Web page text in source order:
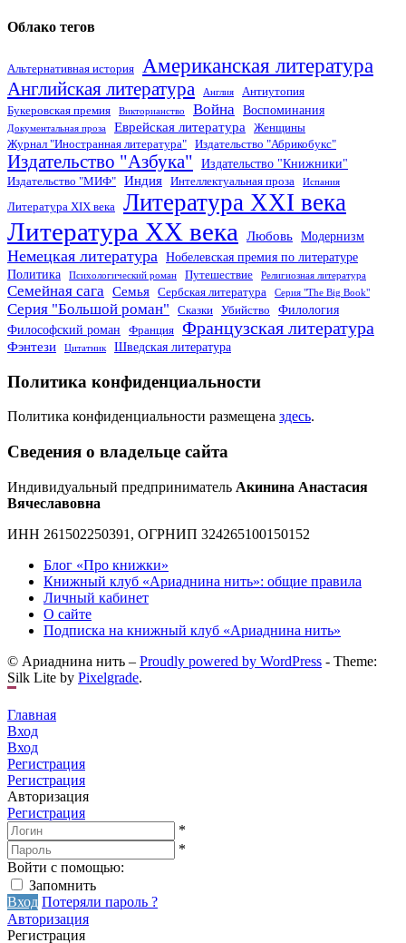
Облако тегов
Альтернативная история Американская литература
Английская литература Англия
Антиутопия
Букеровская премия
Викторианство Война Воспоминания
Документальная проза Еврейская литература
Женщины
Журнал "Иностранная литература"
Издательство "Абрикобукс"
Издательство "Азбука" Издательство "Книжники"
Издательство "МИФ" Индия Интеллектуальная проза Испания
Литература XIX века Литература XXI века
Литература XX века Любовь Модернизм
Немецкая литература
Нобелевская премия по литературе
Политика
Психологический роман Путешествие Религиозная литература
Семейная сага Семья Сербская литература Серия "The Big Book"
Серия "Большой роман" Сказки Убийство
Филология
Философский роман
Франция Французская литература
Фэнтези Цитатник Шведская литература
Политика конфиденциальности
Политика конфиденциальности размещена здесь.
Сведения о владельце сайта
Индивидуальный предприниматель Акинина Анастасия
Вячеславовна
ИНН 261502250391, ОГРНИП 324265100150152
Блог «Про книжки»
Книжный клуб «Ариаднина нить»: общие правила
Личный кабинет
О сайте
Подписка на книжный клуб «Ариаднина нить»
© Ариаднина нить – Proudly powered by WordPress - Theme:
Silk Lite by Pixelgrade.
Главная
Вход
Вход
Регистрация
Регистрация
Авторизация
Регистрация
*
*
Войти с помощью:
Запомнить
Вход Потеряли пароль ?
Авторизация
Регистрация